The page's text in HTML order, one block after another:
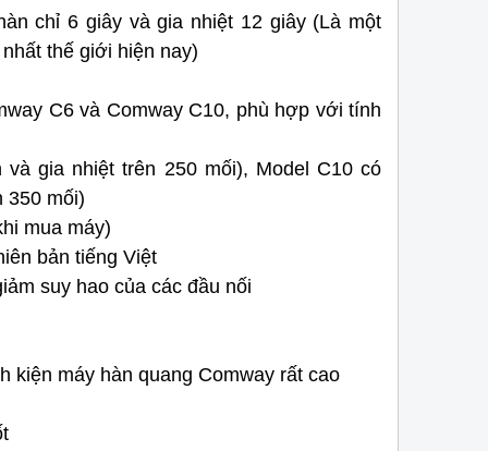
chỉ 6 giây và gia nhiệt 12 giây (Là một
thế giới hiện nay)
C6 và Comway C10, phù hợp với tính
gia nhiệt trên 250 mối), Model C10 có
350 mối)
mua máy)
bản tiếng Việt
suy hao của các đầu nối
kiện máy hàn quang Comway rất cao